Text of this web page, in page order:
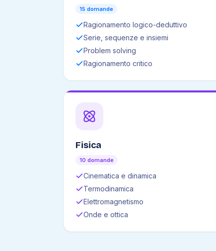
15 domande
Ragionamento logico-deduttivo
Serie, sequenze e insiemi
Problem solving
Ragionamento critico
Fisica
10 domande
Cinematica e dinamica
Termodinamica
Elettromagnetismo
Onde e ottica